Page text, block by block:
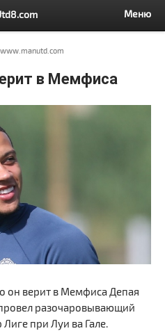
Меню
www.manutd.com
в Мемфиса
он верит в Мемфиса Депая
разочаровывающий
при Луи ва Гале.